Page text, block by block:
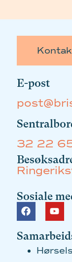
E-post
32 22
Sosiale